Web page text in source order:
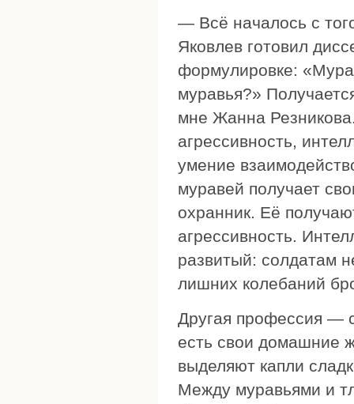
— Всё началось с
Яковлев готовил
формулировке:
муравья?»
мне Жанна
агрессивность,
умение
муравей получает
охранник. Её
агрессивность.
развитый: солдатам
лишних колебаний
Другая профессия —
есть свои домашние
выделяют капли
Между муравьями и